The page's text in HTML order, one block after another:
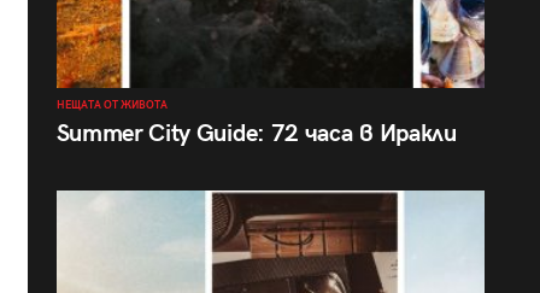
НЕЩАТА ОТ ЖИВОТА
Summer City Guide: 72 часа в Иракли